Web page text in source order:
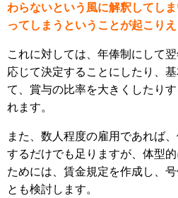
わらないという風に解釈してし
ってしまうということが起こりえ
これに対しては、年俸制にして
応じて決定することにしたり、
て、賞与の比率を大きくしたり
れます。
また、数人程度の雇用であれば
するだけでも足りますが、体型
ためには、賃金規定を作成し、
とも検討します。